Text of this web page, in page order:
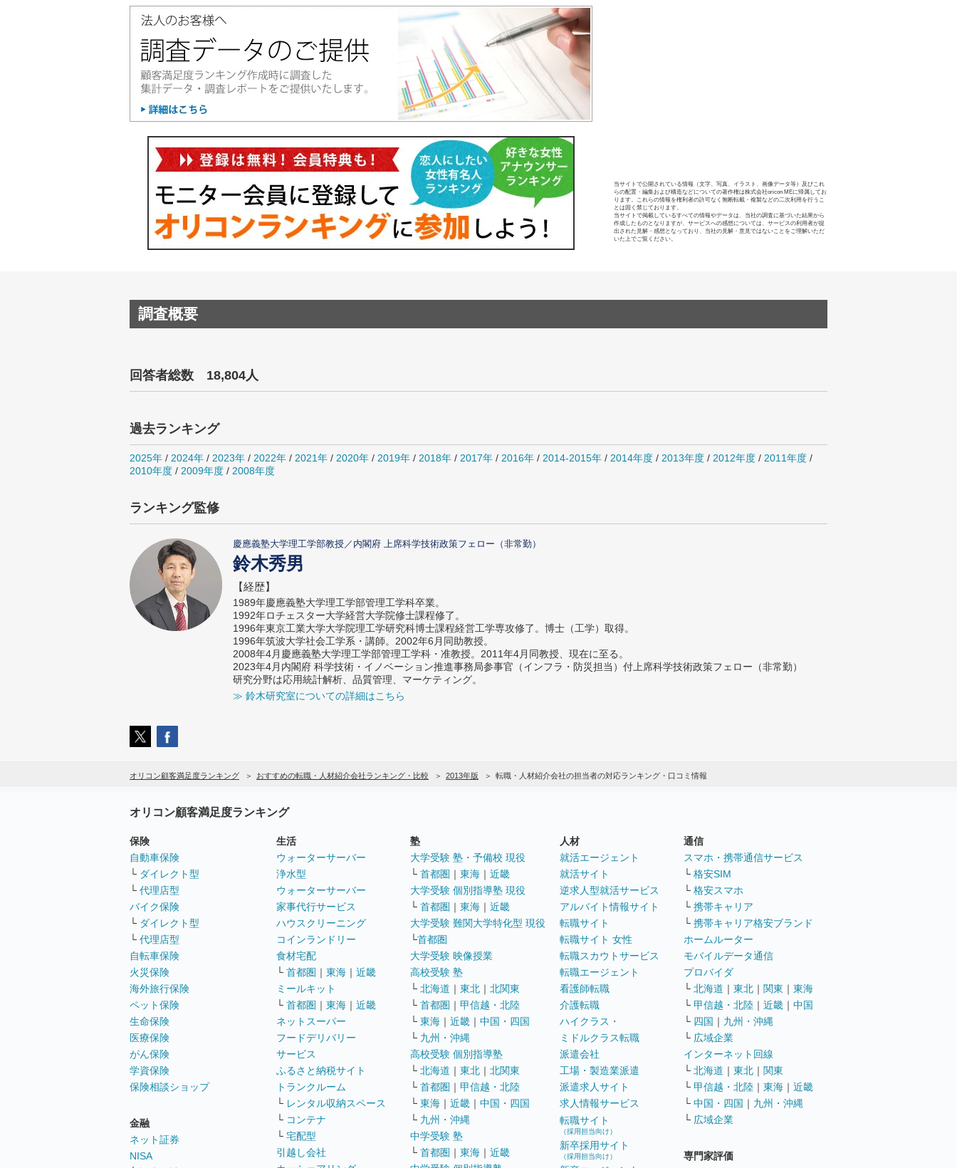
当サイトで公開されている情報（文字、写真、イラスト、画像データ等）及びこれ
らの配置・編集および構造などについての著作権は株式会社oricon MEに帰属してお
ります。これらの情報を権利者の許可なく無断転載・複製などの二次利用を行うこ
とは固く禁じております。
当サイトで掲載しているすべての情報やデータは、当社の調査に基づいた結果から
作成したものとなりますが、サービスへの感想については、サービスの利用者が提
出された見解・感想となっており、当社の見解・意見ではないことをご理解いただ
いた上でご覧ください。
調査概要
回答者総数 18,804人
過去ランキング
2025年 / 2024年 / 2023年 / 2022年 / 2021年 / 2020年 / 2019年 / 2018年 / 2017年 / 2016年 / 2014-2015年 / 2014年度 / 2013年度 / 2012年度 / 2011年度 /
2010年度 / 2009年度 / 2008年度
ランキング監修
慶應義塾大学理工学部教授／内閣府 上席科学技術政策フェロー（非常勤）
鈴木秀男
【経歴】
1989年慶應義塾大学理工学部管理工学科卒業。
1992年ロチェスター大学経営大学院修士課程修了。
1996年東京工業大学大学院理工学研究科博士課程経営工学専攻修了。博士（工学）取得。
1996年筑波大学社会工学系・講師。2002年6月同助教授。
2008年4月慶應義塾大学理工学部管理工学科・准教授。2011年4月同教授、現在に至る。
2023年4月内閣府 科学技術・イノベーション推進事務局参事官（インフラ・防災担当）付上席科学技術政策フェロー（非常勤）
研究分野は応用統計解析、品質管理、マーケティング。
≫ 鈴木研究室についての詳細はこちら
オリコン顧客満足度ランキング おすすめの転職・人材紹介会社ランキング・比較 2013年版 転職・人材紹介会社の担当者の対応ランキング・口コミ情報
オリコン顧客満足度ランキング
保険
自動車保険
└ ダイレクト型
└ 代理店型
バイク保険
└ ダイレクト型
└ 代理店型
自転車保険
火災保険
海外旅行保険
ペット保険
生命保険
医療保険
がん保険
学資保険
保険相談ショップ
金融
ネット証券
NISA
生活
ウォーターサーバー
浄水型
ウォーターサーバー
家事代行サービス
ハウスクリーニング
コインランドリー
食材宅配
└ 首都圏 ｜ 東海 ｜ 近畿
ミールキット
└ 首都圏 ｜ 東海 ｜ 近畿
ネットスーパー
フードデリバリー
サービス
ふるさと納税サイト
トランクルーム
└ レンタル収納スペース
└ コンテナ
└ 宅配型
引越し会社
塾
大学受験 塾・予備校 現役
└ 首都圏 ｜ 東海 ｜ 近畿
大学受験 個別指導塾 現役
└ 首都圏 ｜ 東海 ｜ 近畿
大学受験 難関大学特化型 現役
└首都圏
大学受験 映像授業
高校受験 塾
└ 北海道 ｜ 東北 ｜ 北関東
└ 首都圏 ｜ 甲信越・北陸
└ 東海 ｜ 近畿 ｜ 中国・四国
└ 九州・沖縄
高校受験 個別指導塾
└ 北海道 ｜ 東北 ｜ 北関東
└ 首都圏 ｜ 甲信越・北陸
└ 東海 ｜ 近畿 ｜ 中国・四国
└ 九州・沖縄
中学受験 塾
└ 首都圏 ｜ 東海 ｜ 近畿
人材
就活エージェント
就活サイト
逆求人型就活サービス
アルバイト情報サイト
転職サイト
転職サイト 女性
転職スカウトサービス
転職エージェント
看護師転職
介護転職
ハイクラス・
ミドルクラス転職
派遣会社
工場・製造業派遣
派遣求人サイト
求人情報サービス
転職サイト
（採用担当向け）
新卒採用サイト
（採用担当向け）
通信
スマホ・携帯通信サービス
└ 格安SIM
└ 格安スマホ
└ 携帯キャリア
└ 携帯キャリア格安ブランド
ホームルーター
モバイルデータ通信
プロバイダ
└ 北海道 ｜ 東北 ｜ 関東 ｜ 東海
└ 甲信越・北陸 ｜ 近畿 ｜ 中国
└ 四国 ｜ 九州・沖縄
└ 広域企業
インターネット回線
└ 北海道 ｜ 東北 ｜ 関東
└ 甲信越・北陸 ｜ 東海 ｜ 近畿
└ 中国・四国 ｜ 九州・沖縄
└ 広域企業
専門家評価